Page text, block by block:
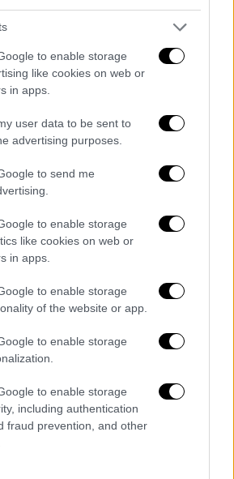
to enable storage
like cookies on web or
in apps.
user data to be sent to
advertising purposes.
to send me
to enable storage
like cookies on web or
in apps.
to enable storage
of the website or app.
to enable storage
to enable storage
including authentication
fraud prevention, and other
την καριέρα του στους
2005, ο Μπλολ ανακηρύχθηκε
στο πρωτάθλημα Rally
και κέρδισε πολλά
κρος στα X Games.